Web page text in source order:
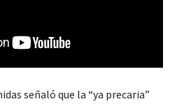
señaló que la “ya precaria”